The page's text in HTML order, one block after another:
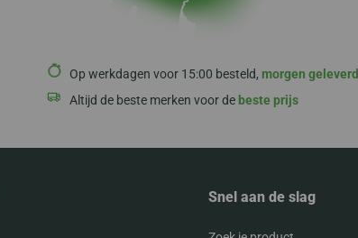
Op werkdagen voor 15:00 besteld, morgen geleverd
Altijd de beste merken voor de beste prijs
Snel aan de slag